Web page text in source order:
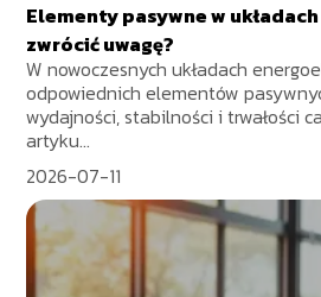
Elementy pasywne w
zwrócić uwagę?
W nowoczesnych układach
odpowiednich elementów
wydajności, stabilności i trwałości
artyku...
2026-07-11